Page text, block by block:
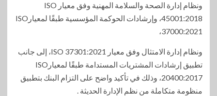
ونظام إدارة الصحة والسلامة المهنية وفق معيار ISO
45001:2018، وإرشادات الحوكمة المؤسسية طبقًا لمعيارISO
37000:2021،
ونظام إدارة الامتثال وفق معيار ISO 37301:2021، إلى جانب
تطبيق إرشادات المشتريات المستدامة طبقًا لمعيارISO
20400:2017، وذلك في تأكيد واضح على التزام البنك بتطبيق
منظومة متكاملة من نظم الإدارة الحديثة .